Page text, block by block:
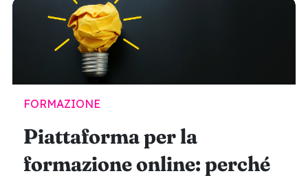
FORMAZIONE
Piattaforma per la
formazione online: perché